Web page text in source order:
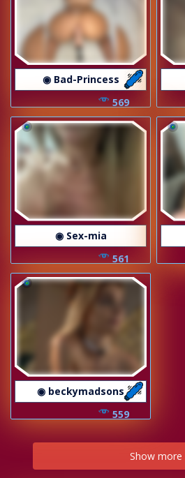
◉ Bad-Princess
569
◉ Sex-mia
561
◉ beckymadsons
559
Show more